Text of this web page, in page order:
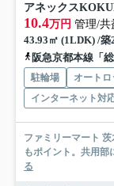
アネックス
10.4万円 管理/共
43.93㎡ (1LDK) /築
阪急京都本線「
駐輪場 オートロ
インターネット対
ファミリーマート
もポイント。共用部
る